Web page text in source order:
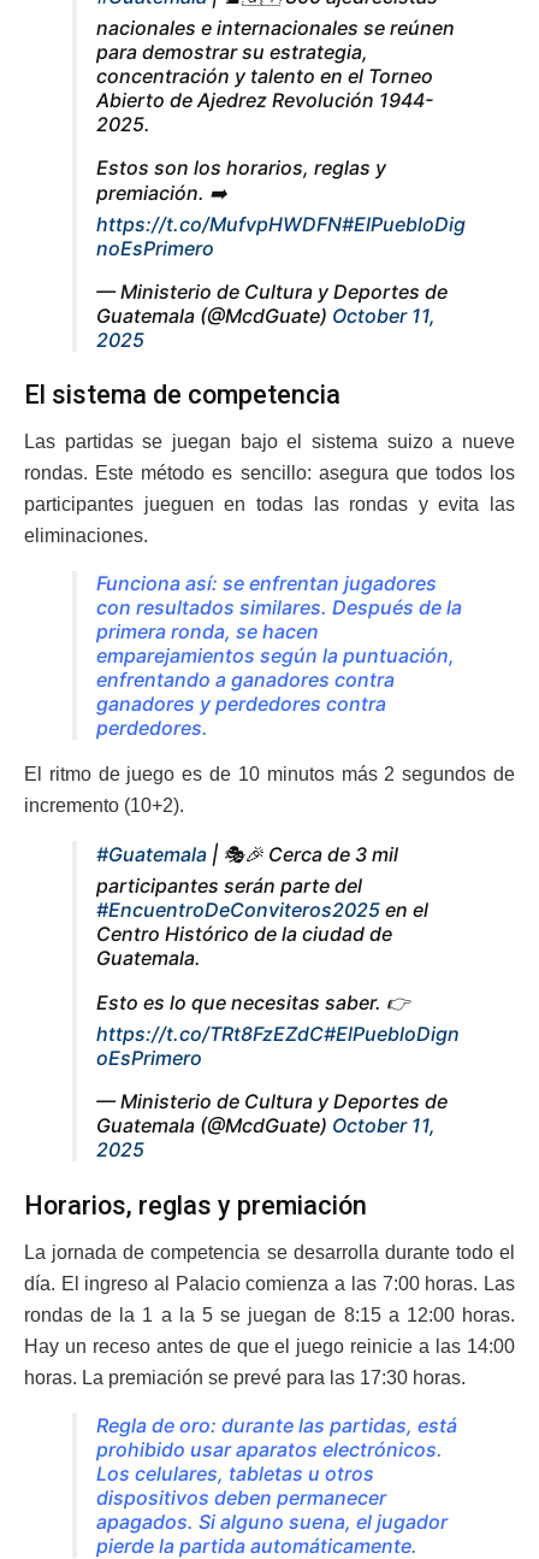
nacionales e internacionales se reúnen
para demostrar su estrategia,
concentración y talento en el Torneo
Abierto de Ajedrez Revolución 1944-
2025.
Estos son los horarios, reglas y
premiación. ➡️
https://t.co/MufvpHWDFN#ElPuebloDig
noEsPrimero
— Ministerio de Cultura y Deportes de
Guatemala (@McdGuate) October 11,
2025
El sistema de competencia
Las partidas se juegan bajo el sistema suizo a nueve
rondas. Este método es sencillo: asegura que todos los
participantes jueguen en todas las rondas y evita las
eliminaciones.
Funciona así: se enfrentan jugadores
con resultados similares. Después de la
primera ronda, se hacen
emparejamientos según la puntuación,
enfrentando a ganadores contra
ganadores y perdedores contra
perdedores.
El ritmo de juego es de 10 minutos más 2 segundos de
incremento (10+2).
#Guatemala | 🎭🎉 Cerca de 3 mil
participantes serán parte del
#EncuentroDeConviteros2025 en el
Centro Histórico de la ciudad de
Guatemala.
Esto es lo que necesitas saber. 👉
https://t.co/TRt8FzEZdC#ElPuebloDign
oEsPrimero
— Ministerio de Cultura y Deportes de
Guatemala (@McdGuate) October 11,
2025
Horarios, reglas y premiación
La jornada de competencia se desarrolla durante todo el
día. El ingreso al Palacio comienza a las 7:00 horas. Las
rondas de la 1 a la 5 se juegan de 8:15 a 12:00 horas.
Hay un receso antes de que el juego reinicie a las 14:00
horas. La premiación se prevé para las 17:30 horas.
Regla de oro: durante las partidas, está
prohibido usar aparatos electrónicos.
Los celulares, tabletas u otros
dispositivos deben permanecer
apagados. Si alguno suena, el jugador
pierde la partida automáticamente.